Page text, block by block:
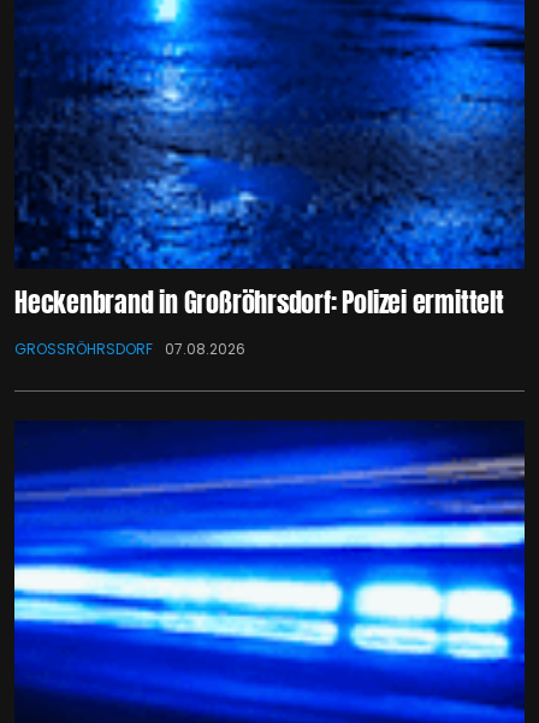
Heckenbrand in Großröhrsdorf: Polizei ermittelt
GROSSRÖHRSDORF 07.08.2026